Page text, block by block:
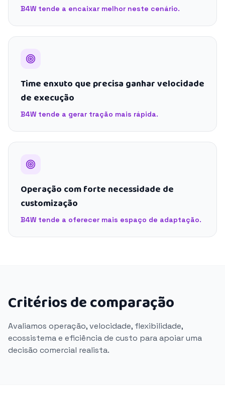
B4W tende a encaixar melhor neste cenário.
Time enxuto que precisa ganhar velocidade
de execução
B4W tende a gerar tração mais rápida.
Operação com forte necessidade de
customização
B4W tende a oferecer mais espaço de adaptação.
Critérios de comparação
Avaliamos operação, velocidade, flexibilidade,
ecossistema e eficiência de custo para apoiar uma
decisão comercial realista.